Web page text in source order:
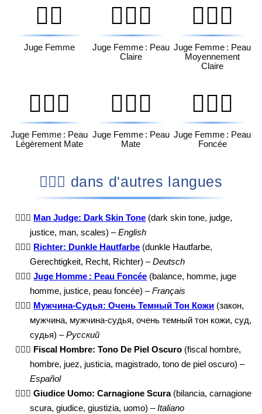
👩‍⚖️
Juge Femme
👩🏻‍⚖️
Juge Femme : Peau
Claire
👩🏼‍⚖️
Juge Femme : Peau
Moyennement
Claire
👩🏽‍⚖️
Juge Femme : Peau
Légèrement Mate
👩🏾‍⚖️
Juge Femme : Peau
Mate
👩🏿‍⚖️
Juge Femme : Peau
Foncée
👨🏿‍⚖️ dans d'autres langues
👨🏿‍⚖️ Man Judge: Dark Skin Tone (dark skin tone, judge,
justice, man, scales) –English
👨🏿‍⚖️ Richter: Dunkle Hautfarbe (dunkle Hautfarbe,
Gerechtigkeit, Recht, Richter) –Deutsch
👨🏿‍⚖️ Juge Homme : Peau Foncée (balance, homme, juge
homme, justice, peau foncée) –Français
👨🏿‍⚖️ Мужчина-Судья: Очень Темный Тон Кожи (закон,
мужчина, мужчина-судья, очень темный тон кожи, суд,
судья) –Русский
👨🏿‍⚖️ Fiscal Hombre: Tono De Piel Oscuro (fiscal hombre,
hombre, juez, justicia, magistrado, tono de piel oscuro) –
Español
👨🏿‍⚖️ Giudice Uomo: Carnagione Scura(bilancia, carnagione
scura, giudice, giustizia, uomo) –Italiano